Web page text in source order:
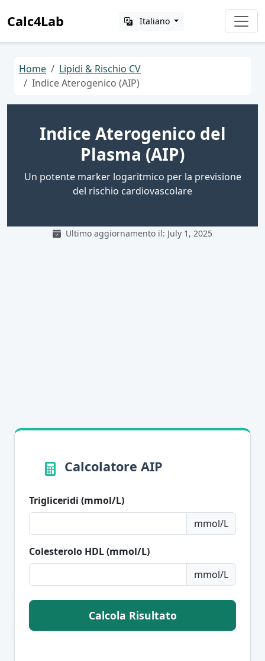
Calc4Lab Italiano
Home
Lipidi & Rischio CV
Indice Aterogenico (AIP)
Indice Aterogenico del
Plasma (AIP)
Un potente marker logaritmico per la previsione
del rischio cardiovascolare
Ultimo aggiornamento il: July 1, 2025
Calcolatore AIP
Trigliceridi (mmol/L)
mmol/L
Colesterolo HDL (mmol/L)
mmol/L
Calcola Risultato